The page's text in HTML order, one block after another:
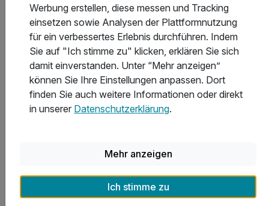
Saisonal verfügbar
Bad Saarow, Oder-Spree-Seengebiet
5 Tage| 4 Nächte
ab 643 €
Gesamt ab 1.285 €
Weihnachten am Scharmützelsee
4 x reichhaltiges Frühstücksbuffet
Werbung erstellen, diese messen und Tracking
einsetzen sowie Analysen der Plattformnutzung
für ein verbessertes Erlebnis durchführen. Indem
Sie auf "Ich stimme zu" klicken, erklären Sie sich
damit einverstanden. Unter “Mehr anzeigen”
können Sie Ihre Einstellungen anpassen. Dort
finden Sie auch weitere Informationen oder direkt
in unserer Datenschutzerklärung.
Mehr anzeigen
Ich stimme zu